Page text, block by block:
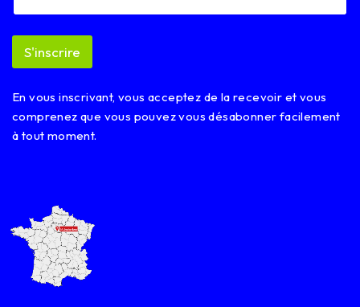
i
E
a
l
S'inscrire
En vous inscrivant, vous acceptez de la recevoir et vous
comprenez que vous pouvez vous désabonner facilement
à tout moment.